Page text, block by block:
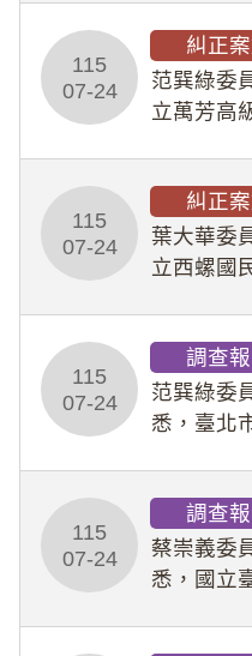
人員保障
所定維護
115
07-24
糾正
范巽綠委
立萬芳高
業把關與
告漏未審
115
07-24
糾正
葉大華委
立西螺國
教羽球隊
事件處理
115
07-24
調查
范巽綠委
悉，臺北
行拍攝特
劉師。該
115
07-24
調查
蔡崇義委
悉，國立